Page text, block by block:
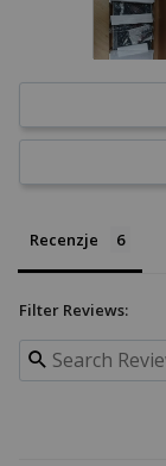
Recenzje
Filter Reviews: